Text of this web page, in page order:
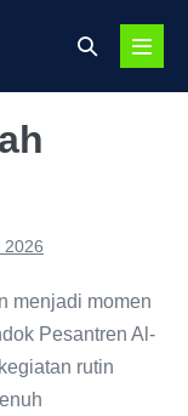
Search
Menu
2026
menjadi momen
Pesantren Al-
rutin